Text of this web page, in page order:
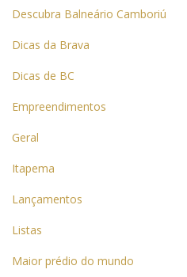
Descubra Balneário Camboriú
Dicas da Brava
Dicas de BC
Empreendimentos
Geral
Itapema
Lançamentos
Listas
Maior prédio do mundo